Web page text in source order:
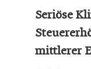
Seriöse
mittlerer